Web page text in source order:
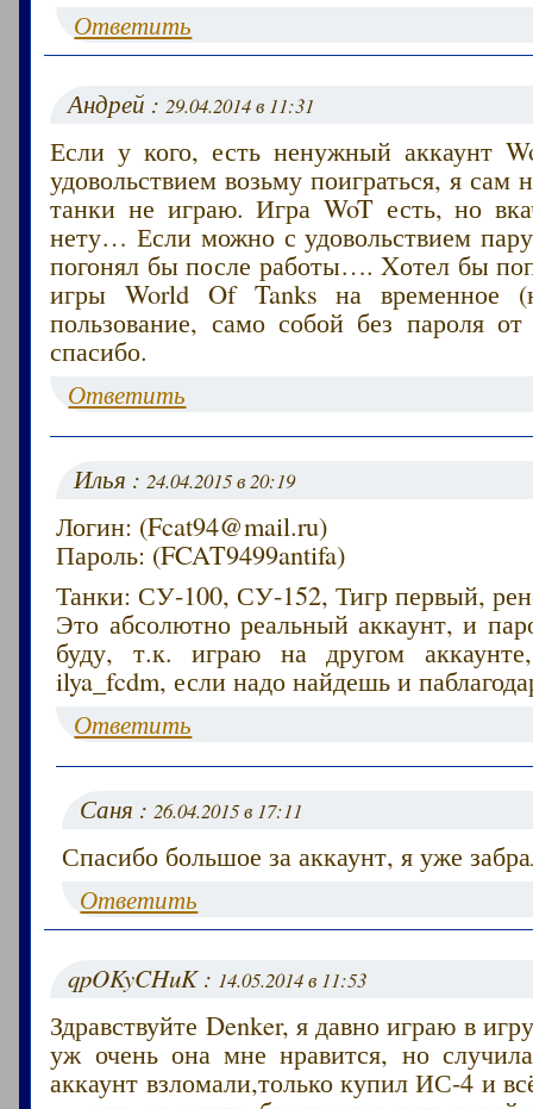
Ответить
Андрей :29.04.2014 в 11:31
Если у кого, есть ненужный аккаунт
удовольствием возьму поиграться, я сам
танки не играю. Игра WoT есть, но
нету… Если можно с удовольствием
погонял бы после работы…. Xотел бы
игры World Of Tanks на временное
пользование, само собой без пароля
спасибо.
Ответить
Илья :24.04.2015 в 20:19
Логин: (Fcat94@mail.ru)
Пароль: (FCAT9499antifa)
Танки: СУ-100, СУ-152, Тигр первый,
Это абсолютно реальный аккаунт, и
буду, т.к. играю на другом
ilya_fcdm, если надо найдешь и
Ответить
Саня :26.04.2015 в 17:11
Спасибо большое за аккаунт, я уже
Ответить
qpOKyCHuK : 14.05.2014 в 11:53
Здравствуйте Denker, я давно играю в
уж очень она мне нравится, но
аккаунт взломали,только купил ИС-4 и